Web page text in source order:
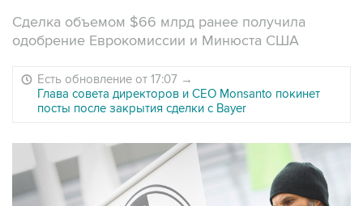
Сделка объемом $66 млрд ранее получила
одобрение Еврокомиссии и Минюста США
Есть обновление от 17:07 →
Глава совета директоров и CEO Monsanto покинет
посты после закрытия сделки с Bayer